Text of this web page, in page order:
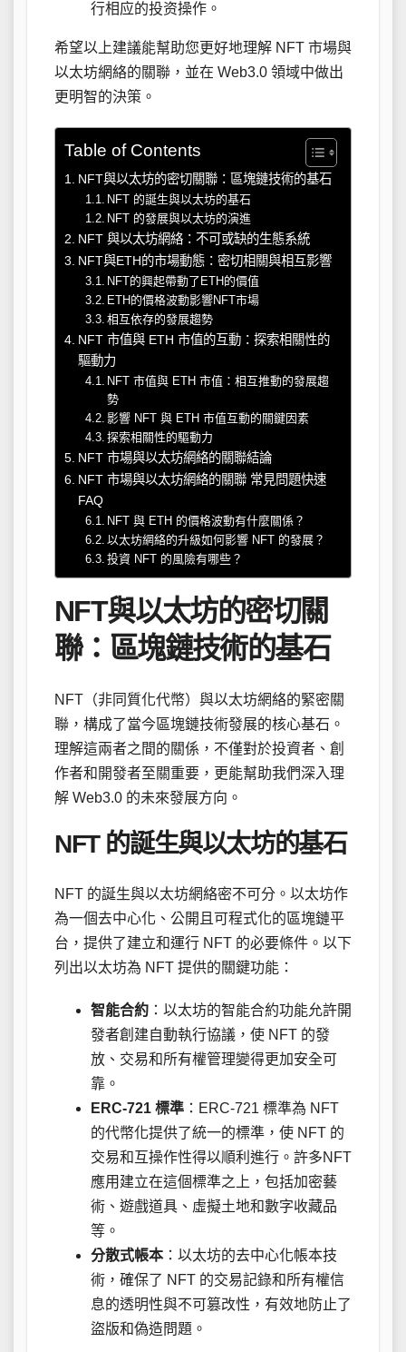
行相应的投资操作。
希望以上建議能幫助您更好地理解 NFT 市場與
以太坊網絡的關聯，並在 Web3.0 領域中做出
更明智的決策。
Table of Contents
NFT與以太坊的密切關聯：區塊鏈技術的基石
NFT 的誕生與以太坊的基石
NFT 的發展與以太坊的演進
NFT 與以太坊網絡：不可或缺的生態系統
NFT與ETH的市場動態：密切相關與相互影響
NFT的興起帶動了ETH的價值
ETH的價格波動影響NFT市場
相互依存的發展趨勢
NFT 市值與 ETH 市值的互動：探索相關性的
驅動力
NFT 市值與 ETH 市值：相互推動的發展趨
勢
影響 NFT 與 ETH 市值互動的關鍵因素
探索相關性的驅動力
NFT 市場與以太坊網絡的關聯結論
NFT 市場與以太坊網絡的關聯 常見問題快速
FAQ
NFT 與 ETH 的價格波動有什麼關係？
以太坊網絡的升級如何影響 NFT 的發展？
投資 NFT 的風險有哪些？
NFT與以太坊的密切關
聯：區塊鏈技術的基石
NFT（非同質化代幣）與以太坊網絡的緊密關
聯，構成了當今區塊鏈技術發展的核心基石。
理解這兩者之間的關係，不僅對於投資者、創
作者和開發者至關重要，更能幫助我們深入理
解 Web3.0 的未來發展方向。
NFT 的誕生與以太坊的基石
NFT 的誕生與以太坊網絡密不可分。以太坊作
為一個去中心化、公開且可程式化的區塊鏈平
台，提供了建立和運行 NFT 的必要條件。以下
列出以太坊為 NFT 提供的關鍵功能：
智能合約 ：以太坊的智能合約功能允許開
發者創建自動執行協議，使 NFT 的發
放、交易和所有權管理變得更加安全可
靠。
ERC-721 標準 ：ERC-721 標準為 NFT
的代幣化提供了統一的標準，使 NFT 的
交易和互操作性得以順利進行。許多NFT
應用建立在這個標準之上，包括加密藝
術、遊戲道具、虛擬土地和數字收藏品
等。
分散式帳本 ：以太坊的去中心化帳本技
術，確保了 NFT 的交易記錄和所有權信
息的透明性與不可篡改性，有效地防止了
盜版和偽造問題。